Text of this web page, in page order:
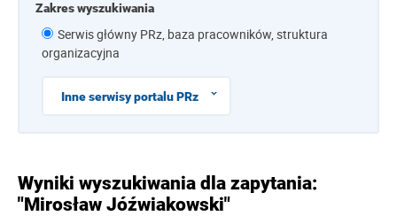
Zakres wyszukiwania
Serwis główny PRz, baza pracowników, struktura
organizacyjna
Inne serwisy portalu PRz
Wyniki wyszukiwania dla zapytania:
"Mirosław Jóźwiakowski"